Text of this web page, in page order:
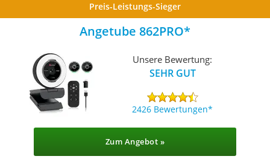
Preis-Leistungs-Sieger
Angetube 862PRO
Unsere Bewertung:
SEHR GUT
2426 Bewertungen
Zum Angebot »